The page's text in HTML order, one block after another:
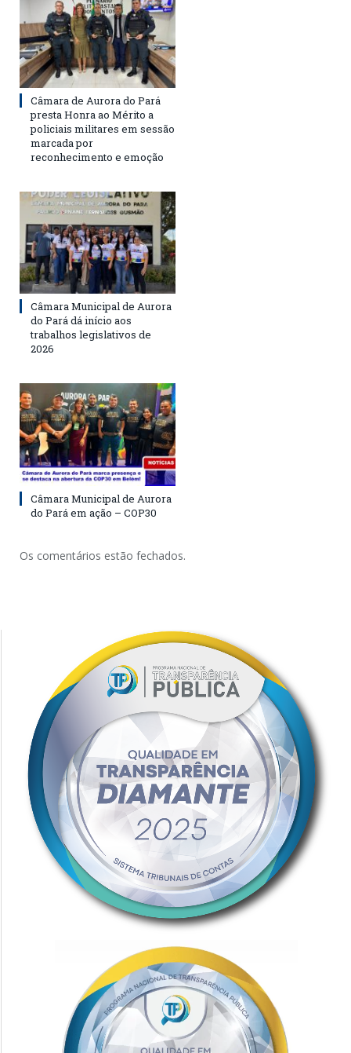
Câmara de Aurora do Pará
presta Honra ao Mérito a
policiais militares em sessão
marcada por
reconhecimento e emoção
Câmara Municipal de Aurora
do Pará dá início aos
trabalhos legislativos de
2026
Câmara Municipal de Aurora
do Pará em ação – COP30
Os comentários estão fechados.